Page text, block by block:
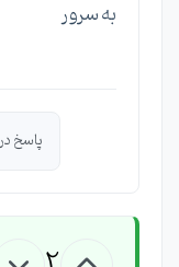
به سرور
پاسخ در 1393/03/17 توسط